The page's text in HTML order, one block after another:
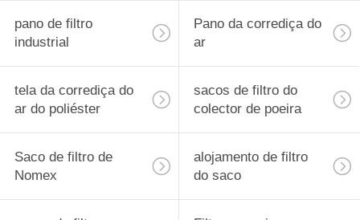
pano de filtro
industrial
Pano da corrediça do
ar
tela da corrediça do
ar do poliéster
sacos de filtro do
colector de poeira
Saco de filtro de
Nomex
alojamento de filtro
do saco